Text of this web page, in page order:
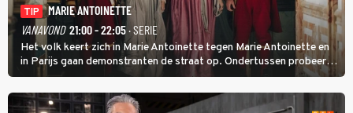
TIP
MARIE ANTOINETTE
VANAVOND 21:00 - 22:05· SERIE
Het volk keert zich in Marie Antoinette tegen Marie Antoinette en
in Parijs gaan demonstranten de straat op. Ondertussen probeert
Marie Antoinette landgoed Saint-Cloud te kopen. Ze wil daar haar
kinderen veilig laten opgroeien.